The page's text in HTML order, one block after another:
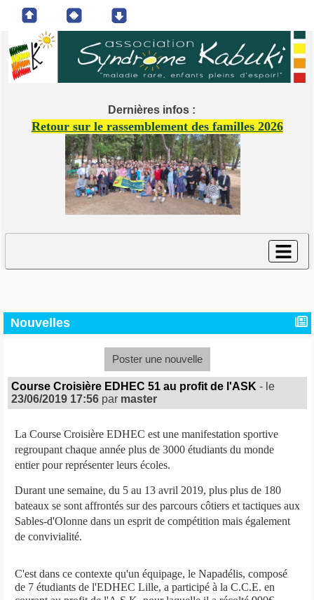
Dernières infos :
Retour sur le rassemblement des familles 2026
Nouvelles
Poster une nouvelle
Course Croisière EDHEC 51 au profit de l'ASK - le
23/06/2019 17:56par master
La Course Croisière EDHEC est une manifestation sportive
regroupant chaque année plus de 3000 étudiants du monde
entier pour représenter leurs écoles.
Durant une semaine, du 5 au 13 avril 2019, plus plus de 180
bateaux se sont affrontés sur des parcours côtiers et tactiques aux
Sables-d'Olonne dans un esprit de compétition mais également
de convivialité.
C'est dans ce contexte qu'un équipage, le Napadélis, composé
de 7 étudiants de l'EDHEC Lille, a participé à la C.C.E. en